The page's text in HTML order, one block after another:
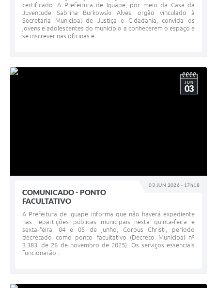
certificado. A Prefeitura de Iguape, por meio da Casa da
Juventude Sabrina Burkowski Alves, orgão vinculado à
Secretaria Municipal de Justiça e Cidadania, convida os
jovens e adolescentes do município a conhecerem o espaço e
se inscrever nas oficinas e...
03 JUN 2026 - 17h18
JUN
03
COMUNICADO - PONTO
FACULTATIVO
A Prefeitura de Iguape informa que não haverá expediente
nas repartições públicas municipais nesta quinta-feira e
sexta-feira, 04 e 05 de junho, Corpus Christi, período
decretado como ponto facultativo (Decreto Municipal nº
3.383, de 26 de novembro de 2025). Os serviços essenciais
funcionarão...